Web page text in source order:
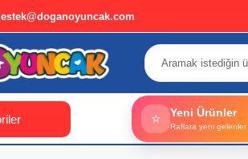
⭐ Yeni Ürünler
Raflara yeni gelenler